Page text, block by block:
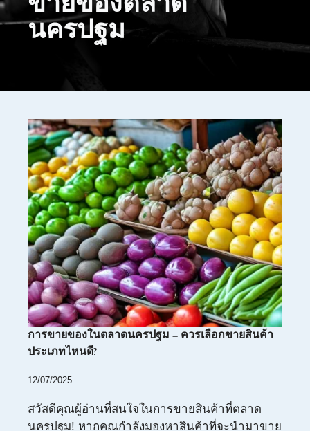
นครปฐม
การขายของในตลาดนครปฐม – ควรเลือกขายสินค้า
ประเภทไหนดี?
12/07/2025
สวัสดีคุณผู้อ่านที่สนใจในการขายสินค้าที่ตลาด
นครปฐม! หากคุณกำลังมองหาสินค้าที่จะนำมาขาย